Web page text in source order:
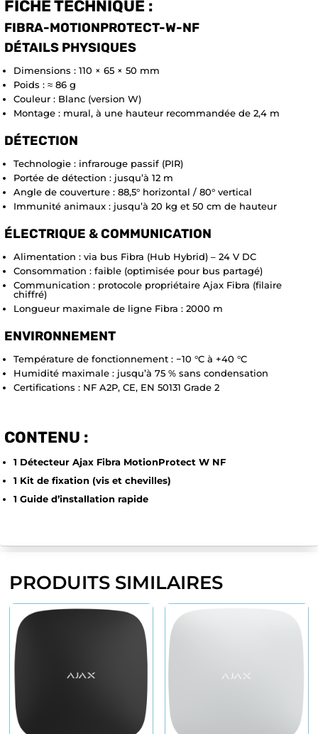
FICHE TECHNIQUE :
FIBRA-MOTIONPROTECT-W-NF
DÉTAILS PHYSIQUES
Dimensions : 110 × 65 × 50 mm
Poids : ≈ 86 g
Couleur : Blanc (version W)
Montage : mural, à une hauteur recommandée de 2,4 m
DÉTECTION
Technologie : infrarouge passif (PIR)
Portée de détection : jusqu’à 12 m
Angle de couverture : 88,5° horizontal / 80° vertical
Immunité animaux : jusqu’à 20 kg et 50 cm de hauteur
ÉLECTRIQUE & COMMUNICATION
Alimentation : via bus Fibra (Hub Hybrid) – 24 V DC
Consommation : faible (optimisée pour bus partagé)
Communication : protocole propriétaire Ajax Fibra (filaire
chiffré)
Longueur maximale de ligne Fibra : 2000 m
ENVIRONNEMENT
Température de fonctionnement : −10 °C à +40 °C
Humidité maximale : jusqu’à 75 % sans condensation
Certifications : NF A2P, CE, EN 50131 Grade 2
CONTENU :
1 Détecteur Ajax Fibra MotionProtect W NF
1 Kit de fixation (vis et chevilles)
1 Guide d’installation rapide
PRODUITS SIMILAIRES